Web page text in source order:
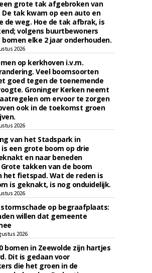
grote tak afgebroken van
De tak kwam op een auto en
de weg. Hoe de tak afbrak, is
volgens buurtbewoners
elke 2 jaar onderhouden.
2026
op kerkhoven i.v.m.
Veel boomsoorten
goed tegen de toenemende
Groninger Kerken neemt
om ervoor te zorgen
ook in de toekomst groen
2026
van het Stadspark in
is een grote boom op drie
en naar beneden
takken van de boom
het fietspad. Wat de reden is
is geknakt, is nog onduidelijk.
2026
op begraafplaats:
willen dat gemeente
2026
bomen in Zeewolde zijn hartjes
Dit is gedaan voor
die het groen in de